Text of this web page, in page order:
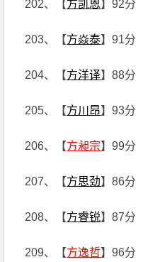
202、【方凯恩】92分
203、【方焱泰】91分
204、【方洋译】88分
205、【方川昂】93分
206、【方昶宗】99分
207、【方思劲】86分
208、【方睿锐】87分
209、【方逸哲】96分